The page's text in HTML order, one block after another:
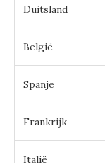
Duitsland
België
Spanje
Frankrijk
Italië